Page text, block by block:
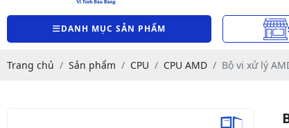
DANH MỤC SẢN PHẨM
Trang chủ Sản phẩm CPU CPU AMD Bộ vi xử lý